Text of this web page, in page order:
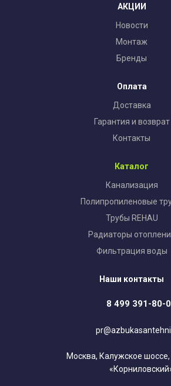
АКЦИИ
Новости
Монтаж
Бренды
Оплата
Доставка
Гарантия и возврат
Контакты
Каталог
Канализация
Полипропиленовые
Трубы REHAU
Радиаторы
Фильтрация воды
Наши контакты
8 499 391-80-
Москва, Калужское шоссе,